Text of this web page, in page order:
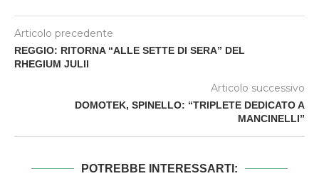
Articolo precedente
REGGIO: RITORNA “ALLE SETTE DI SERA” DEL
RHEGIUM JULII
Articolo successivo
DOMOTEK, SPINELLO: “TRIPLETE DEDICATO A
MANCINELLI”
POTREBBE INTERESSARTI: